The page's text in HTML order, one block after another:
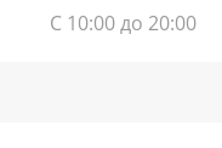
С 10:00 до 20:00